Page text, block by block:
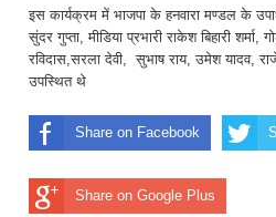
इस कार्यक्रम में भाजपा के हनवारा मण्डल के
सुंदर गुप्ता, मीडिया प्रभारी राकेश बिहारी शर्मा,
रविदास,सरला देवी, सुभाष राय, उमेश यादव,
उपस्थित थे
Share on Facebook
Share on Google Plus